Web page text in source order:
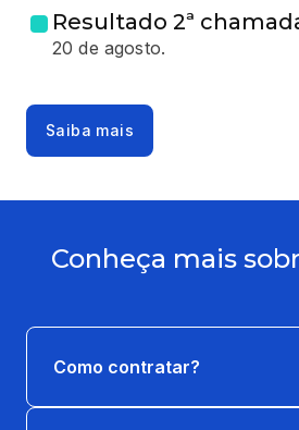
Resultado 2ª
20 de agosto.
Saiba mais
Conheça mais
Como contratar?